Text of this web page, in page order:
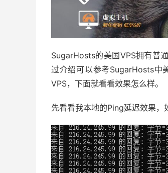
SugarHosts的美国VPS拥有普
过介绍可以参考SugarHosts中
VPS，下面就看看效果怎么样。
先看看我本地的Ping延迟效果，